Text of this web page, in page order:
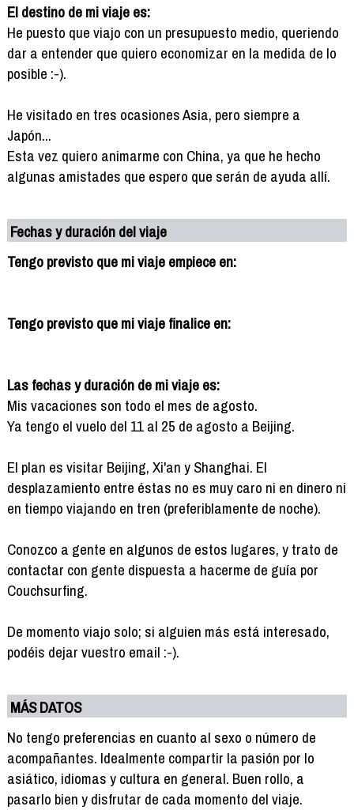
El destino de mi viaje es:
He puesto que viajo con un presupuesto medio, queriendo
dar a entender que quiero economizar en la medida de lo
posible :-).
He visitado en tres ocasiones Asia, pero siempre a
Japón...
Esta vez quiero animarme con China, ya que he hecho
algunas amistades que espero que serán de ayuda allí.
Fechas y duración del viaje
Tengo previsto que mi viaje empiece en:
Tengo previsto que mi viaje finalice en:
Las fechas y duración de mi viaje es:
Mis vacaciones son todo el mes de agosto.
Ya tengo el vuelo del 11 al 25 de agosto a Beijing.
El plan es visitar Beijing, Xi'an y Shanghai. El
desplazamiento entre éstas no es muy caro ni en dinero ni
en tiempo viajando en tren (preferiblamente de noche).
Conozco a gente en algunos de estos lugares, y trato de
contactar con gente dispuesta a hacerme de guía por
Couchsurfing.
De momento viajo solo; si alguien más está interesado,
podéis dejar vuestro email :-).
MÁS DATOS
No tengo preferencias en cuanto al sexo o número de
acompañantes. Idealmente compartir la pasión por lo
asiático, idiomas y cultura en general. Buen rollo, a
pasarlo bien y disfrutar de cada momento del viaje.